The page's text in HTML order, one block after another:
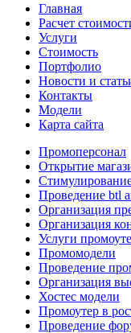
Главная
Расчет
Услуги
Стоимость
Портфолио
Новости и
Контакты
Модели
Карта сайта
Промоперсонал
Открытие
Проведение btl
Организация
Организация
Услуги
Промомодели
Проведение
Организация
Хостес модели
Промоутер в
Проведение